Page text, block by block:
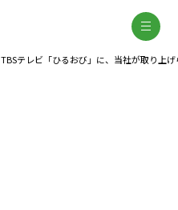
TBSテレビ「ひるおび」に、当社が取り上